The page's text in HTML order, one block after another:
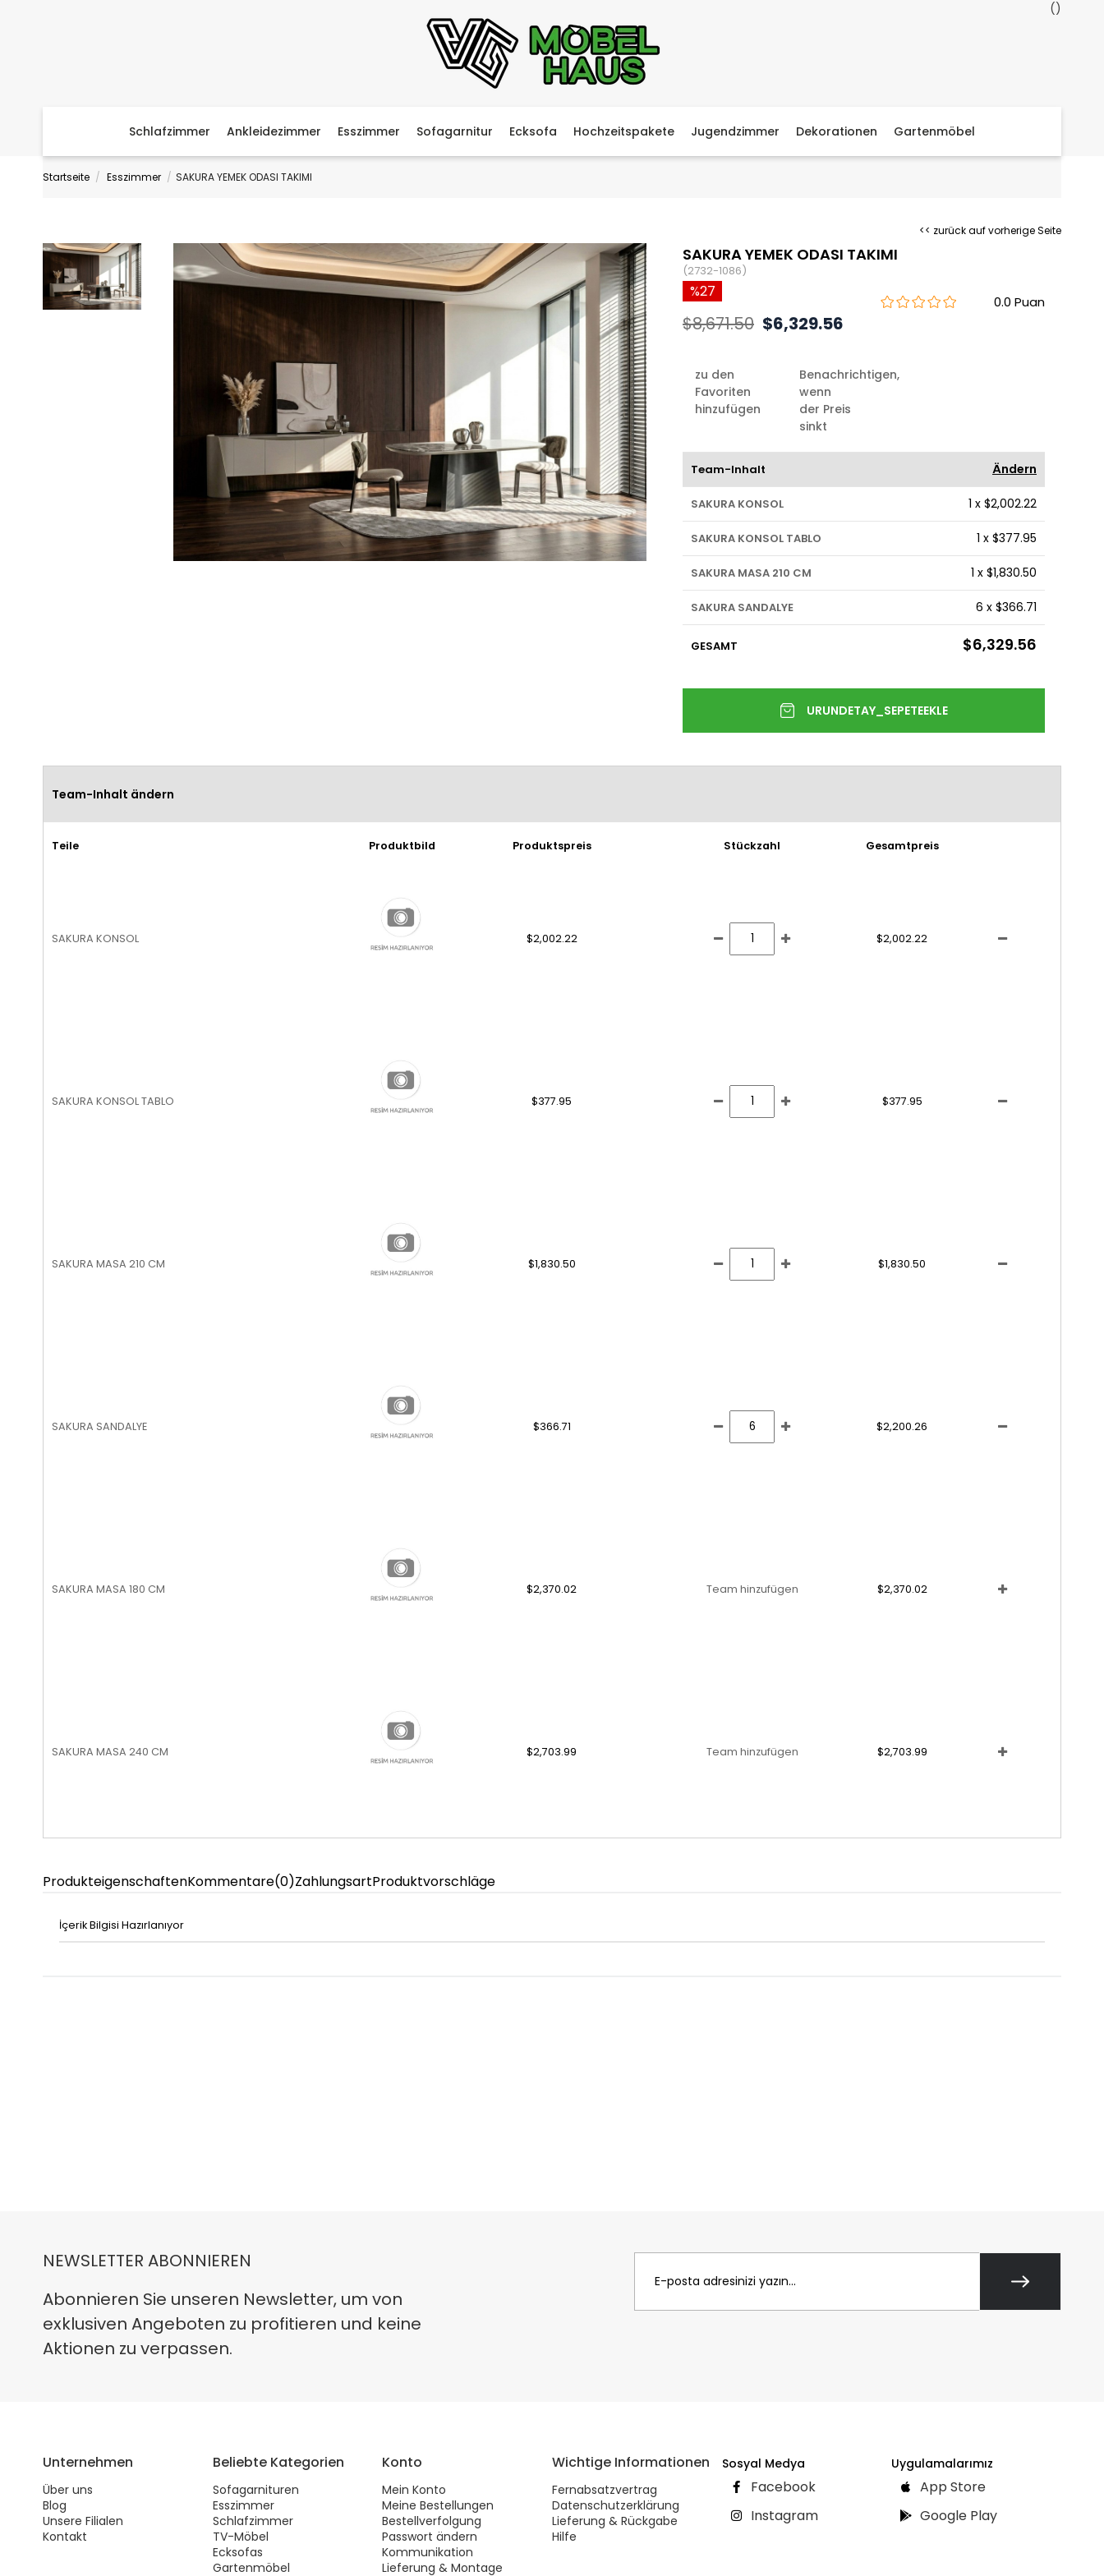
Schlafzimmer Ankleidezimmer Esszimmer Sofagarnitur Ecksofa Hochzeitspakete Jugendzimmer Dekorationen Gartenmöbel
Startseite Esszimmer SAKURA YEMEK ODASI TAKIMI
<< zurück auf vorherige Seite
SAKURA YEMEK ODASI TAKIMI
(2732-1086)
0.0
27
$8,671.50 $6,329.56
zu den
Favoriten
hinzufügen
Benachrichtigen,
wenn
der Preis
sinkt
Team-Inhalt Ändern
SAKURA KONSOL 1 x $2,002.22
SAKURA KONSOL TABLO 1 x $377.95
SAKURA MASA 210 CM 1 x $1,830.50
SAKURA SANDALYE 6 x $366.71
GESAMT $6,329.56
Team-Inhalt ändern
Teile Produktbild Produktspreis Stückzahl Gesamtpreis
SAKURA KONSOL $2,002.22 $2,002.22
SAKURA KONSOL TABLO $377.95 $377.95
SAKURA MASA 210 CM $1,830.50 $1,830.50
SAKURA SANDALYE $366.71 $2,200.26
SAKURA MASA 180 CM $2,370.02 Team hinzufügen $2,370.02
SAKURA MASA 240 CM $2,703.99 Team hinzufügen $2,703.99
ProdukteigenschaftenKommentare(0)ZahlungsartProduktvorschläge
İçerik Bilgisi Hazırlanıyor
NEWSLETTER ABONNIEREN
Abonnieren Sie unseren Newsletter, um von
exklusiven Angeboten zu profitieren und keine
Aktionen zu verpassen.
Unternehmen
Über uns
Blog
Unsere Filialen
Kontakt
Beliebte Kategorien
Sofagarnituren
Esszimmer
Schlafzimmer
TV-Möbel
Ecksofas
Gartenmöbel
Konto
Mein Konto
Meine Bestellungen
Bestellverfolgung
Passwort ändern
Kommunikation
Lieferung & Montage
Wichtige Informationen
Fernabsatzvertrag
Datenschutzerklärung
Lieferung & Rückgabe
Hilfe
Sosyal Medya
Facebook
Instagram
Uygulamalarımız
App Store
Google Play